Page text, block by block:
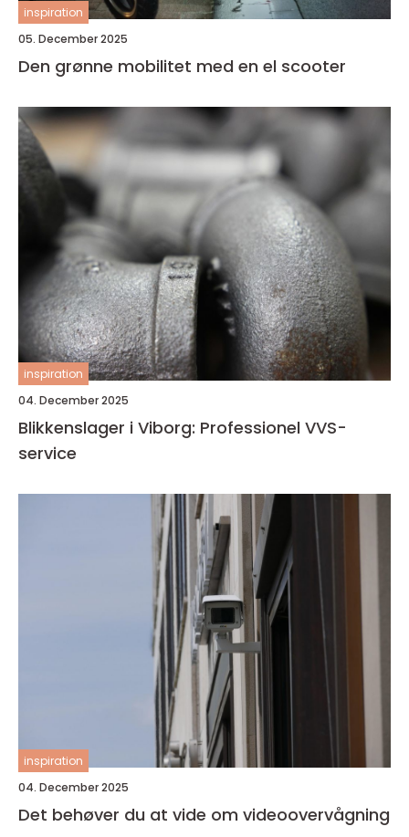
inspiration
05. December 2025
Den grønne mobilitet med en el scooter
inspiration
04. December 2025
Blikkenslager i Viborg: Professionel VVS-
service
inspiration
04. December 2025
Det behøver du at vide om videoovervågning